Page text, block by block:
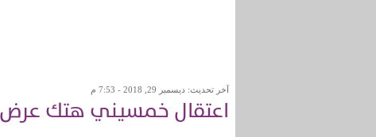
آخر تحديث: ديسمبر 29, 2018 - 7:53 م
اعتقال خمسيني هتك